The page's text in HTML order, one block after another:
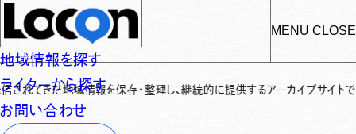
MENU CLOSE
地域情報を探す
ライターから探す
お問い合わせ
域情報を保存・整理し、継続的に提供するアーカイブサイトです✌ 「